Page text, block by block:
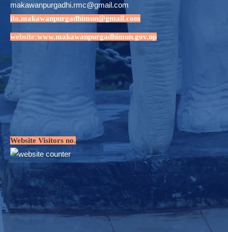
makawanpurgadhi.rmc@gmail.com
ito.makawanpurgadhimun@gmail.com
website:www.makawanpurgadhimun.gov.np
Website Visitors no.